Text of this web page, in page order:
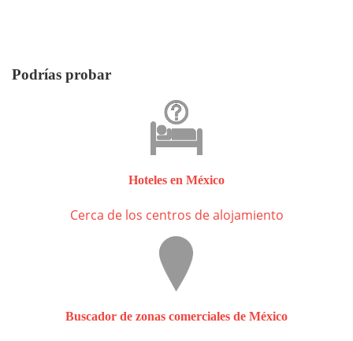
Podrías probar
Hoteles en México
Cerca de los centros de alojamiento
Buscador de zonas comerciales de México